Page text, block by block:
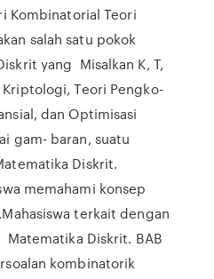
Kombinatorial Teori
salah satu pokok
yang Misalkan K, T,
Teori Pengko-
dan Optimisasi
gam- baran, suatu
Diskrit.
memahami konsep
terkait dengan
Diskrit. BAB
kombinatorik